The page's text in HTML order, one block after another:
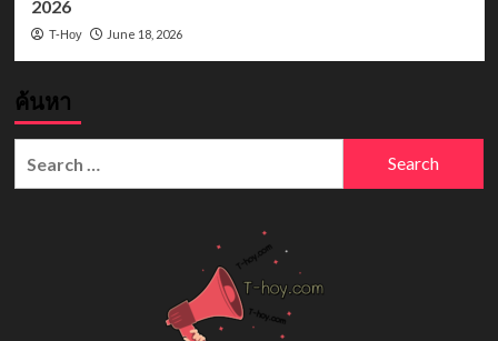
2026
T-Hoy June 18, 2026
ค้นหา